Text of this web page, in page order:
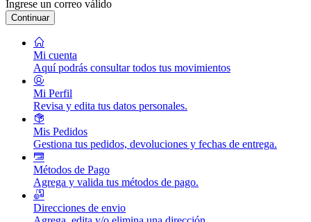
Ingrese un correo válido
Continuar
Mi cuenta
Aquí podrás consultar todos tus movimientos
Mi Perfil
Revisa y edita tus datos personales.
Mis Pedidos
Gestiona tus pedidos, devoluciones y fechas de entrega.
Métodos de Pago
Agrega y valida tus métodos de pago.
Direcciones de envio